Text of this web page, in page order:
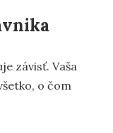
závisť. Vaša
o čom